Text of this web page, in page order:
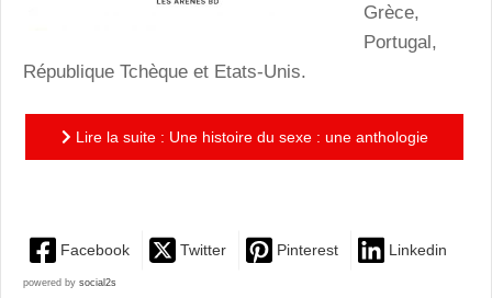
Grèce,
Portugal,
République Tchèque et Etats-Unis.
Lire la suite : Une histoire du sexe : une anthologie
Facebook Twitter Pinterest Linkedin
powered by social2s